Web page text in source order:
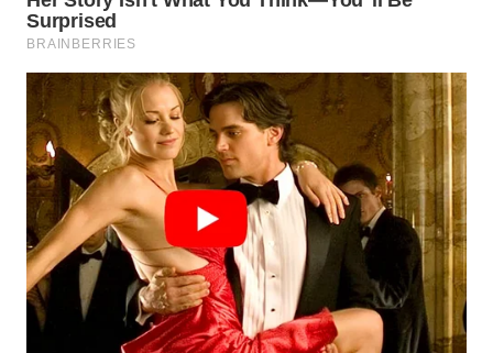
WN
SUBANG
WN
SUKABUMI
WN
PURWAKARTA
WN
PRIANGAN
TIMUR